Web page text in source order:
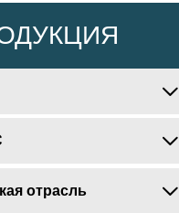


отрасль 